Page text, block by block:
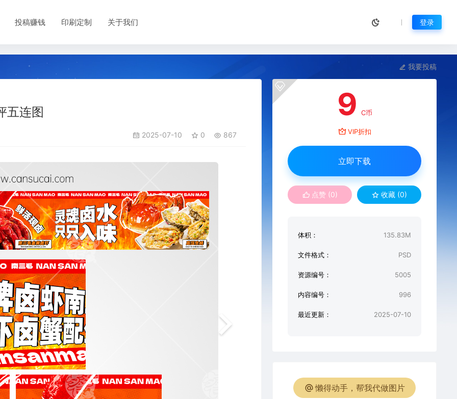
投稿赚钱 印刷定制 关于我们 登录
我要投稿
五连图
2025-07-10 0 867
9 C币
VIP折扣
立即下载
点赞 (0) 收藏 (0)
体积： 135.83M
文件格式： PSD
资源编号： 5005
内容编号： 996
最近更新： 2025-07-10
懒得动手，帮我代做图片